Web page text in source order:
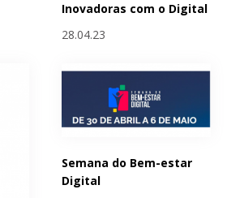
Inovadoras com o Digital
28.04.23
Semana do Bem-estar
Digital